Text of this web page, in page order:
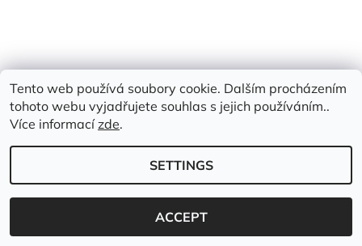
2026 © Emimis.cz, all rights reserved.
Tento web používá soubory cookie. Dalším procházením
tohoto webu vyjadřujete souhlas s jejich používáním..
Více informacízde.
SETTINGS
ACCEPT